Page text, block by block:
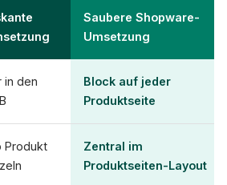
Saubere Shopware-
Umsetzung
in den
Block auf jeder
Produktseite
Produkt
Zentral im
Produktseiten-Layout